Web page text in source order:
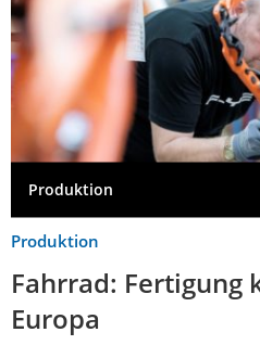
Produktion
Produktion
Fahrrad: Fertigung
Europa